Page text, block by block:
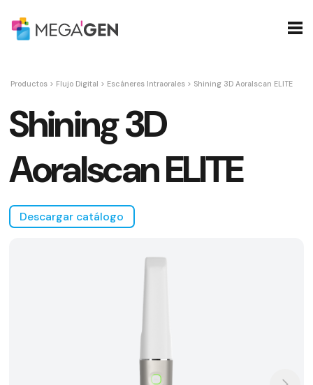
Productos > Flujo Digital > Escáneres Intraorales > Shining 3D Aoralscan ELITE
Shining 3D
Aoralscan ELITE
Descargar catálogo